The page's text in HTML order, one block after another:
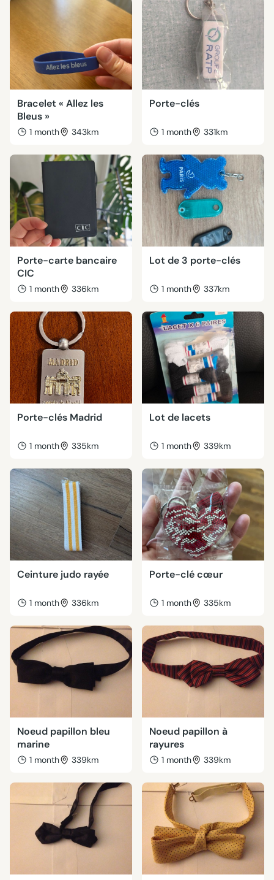
Bracelet « Allez les
Bleus »
1 month 343km
Porte-clés
1 month 331km
Porte-carte bancaire
CIC
1 month 336km
Lot de 3 porte-clés
1 month 337km
Porte-clés Madrid
1 month 335km
Lot de lacets
1 month 339km
Ceinture judo rayée
1 month 336km
Porte-clé cœur
1 month 335km
Noeud papillon bleu
marine
1 month 339km
Noeud papillon à
rayures
1 month 339km